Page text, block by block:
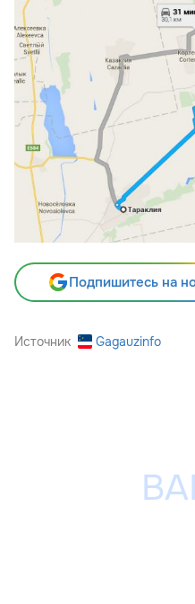
Подпишитесь на
Источник Gagauzinfo